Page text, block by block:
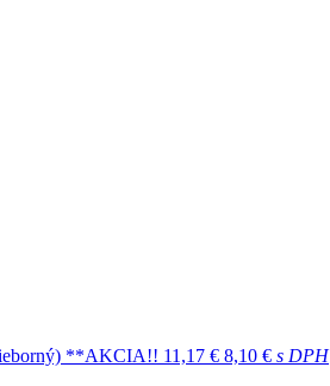
**AKCIA!! 11,17 € 8,10 € s DPH